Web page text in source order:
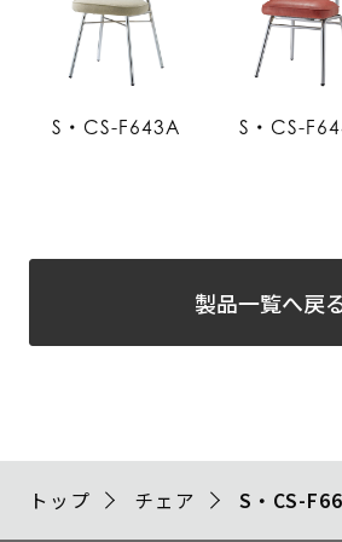
S・CS-F643A S・CS-
製品一覧へ戻
トップ チェア S・CS-